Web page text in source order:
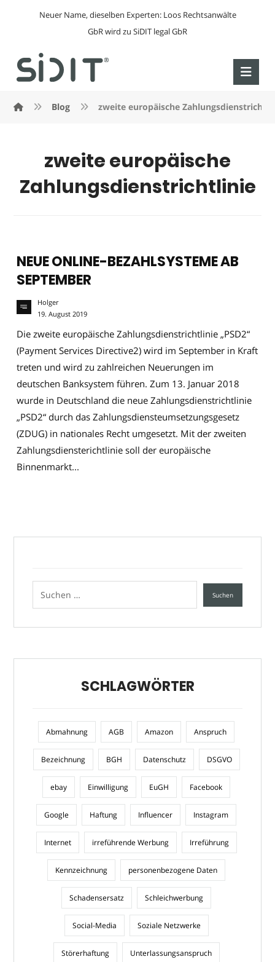
Neuer Name, dieselben Experten: Loos Rechtsanwälte
GbR wird zu SiDIT legal GbR
Blog zweite europäische
zweite europäische
Zahlungsdienstrichtlinie
NEUE ONLINE-BEZAHLSYSTEME AB
SEPTEMBER
Holger
19. August 2019
Die zweite europäische Zahlungsdienstrichtlinie „PSD2“
(Payment Services Directive2) wird im September in Kraft
treten und wird zu zahlreichen Neuerungen im
deutschen Banksystem führen. Zum 13. Januar 2018
wurde in Deutschland die neue Zahlungsdienstrichtlinie
„PSD2“ durch das Zahlungsdiensteumsetzungsgesetz
(ZDUG) in nationales Recht umgesetzt. Mit der zweiten
Zahlungsdiensterichtlinie soll der europäische
Binnenmarkt...
SCHLAGWÖRTER
Abmahnung AGB Amazon Anspruch
Bezeichnung BGH Datenschutz DSGVO
ebay Einwilligung EuGH Facebook
Google Haftung Influencer Instagram
Internet irreführende Werbung Irreführung
Kennzeichnung personenbezogene Daten
Schadensersatz Schleichwerbung
Social-Media Soziale Netzwerke
Störerhaftung Unterlassungsanspruch